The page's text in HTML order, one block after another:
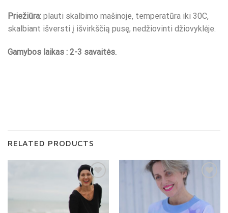
Priežiūra: plauti skalbimo mašinoje, temperatūra iki 30C,
skalbiant išversti į išvirkščią pusę, nedžiovinti džiovyklėje.
Gamybos laikas : 2-3 savaitės.
RELATED PRODUCTS
Pridėti į
"Patikusios
prekės"
"Patikusios
prekės"